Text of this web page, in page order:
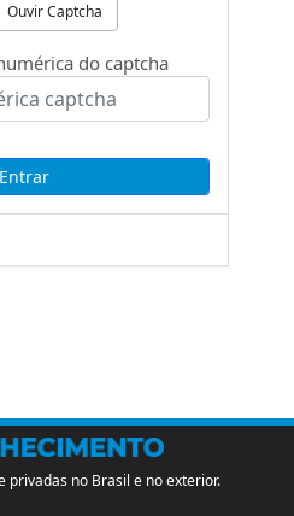
Ouvir Captcha
do captcha
privadas no Brasil e no exterior.